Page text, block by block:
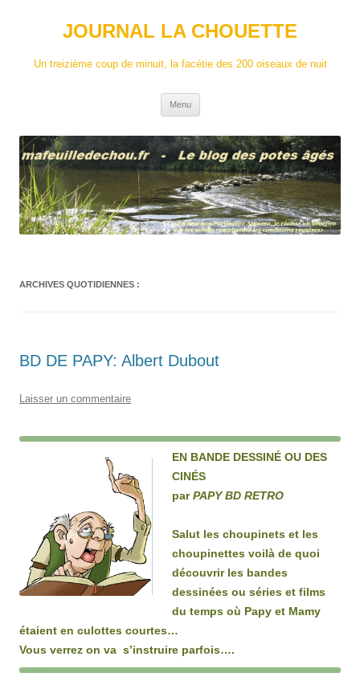
JOURNAL LA CHOUETTE
Un treizième coup de minuit, la facétie des 200 oiseaux de nuit
Menu
ARCHIVES QUOTIDIENNES :
BD DE PAPY: Albert Dubout
Laisser un commentaire
EN BANDE DESSINÉ OU DES
CINÉS
parPAPY BD RETRO
Salut les choupinets et les
choupinettes voilà de quoi
découvrir les bandes
dessinées ou séries et films
du temps où Papy et Mamy
étaient en culottes courtes…
Vous verrez on va s’instruire parfois….